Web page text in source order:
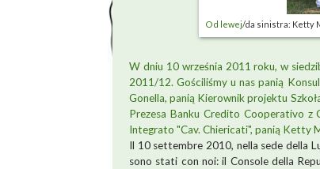
Od lewej/da sinistra: Ketty
W dniu 10 września 2011 roku, w
2011/12. Gościliśmy u nas panią
Gonella, panią Kierownik projektu
Prezesa Banku Credito Cooperativo z
Integrato "Cav. Chiericati", panią Ketty
Il 10 settembre 2010, nella sede della
sono stati con noi: il Console della